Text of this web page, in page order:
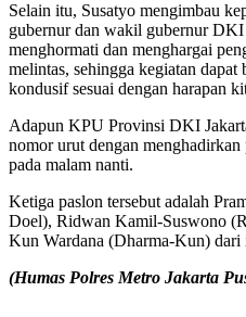
Selain itu, Susatyo mengimbau
gubernur dan wakil gubernur DKI
menghormati dan menghargai
melintas, sehingga kegiatan dapat
kondusif sesuai dengan harapan
Adapun KPU Provinsi DKI
nomor urut dengan
pada malam nanti.
Ketiga paslon tersebut adalah
Doel), Ridwan Kamil-Suswono
Kun Wardana (Dharma-Kun) dari
(Humas Polres Metro Jakarta